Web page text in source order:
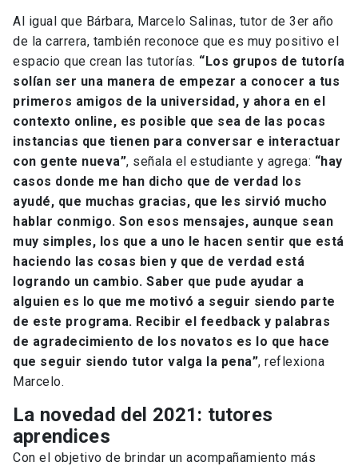
Al igual que Bárbara, Marcelo Salinas, tutor de 3er año
de la carrera, también reconoce que es muy positivo el
espacio que crean las tutorías. “Los grupos de tutoría
solían ser una manera de empezar a conocer a tus
primeros amigos de la universidad, y ahora en el
contexto online, es posible que sea de las pocas
instancias que tienen para conversar e interactuar
con gente nueva”, señala el estudiante y agrega: “hay
casos donde me han dicho que de verdad los
ayudé, que muchas gracias, que les sirvió mucho
hablar conmigo. Son esos mensajes, aunque sean
muy simples, los que a uno le hacen sentir que está
haciendo las cosas bien y que de verdad está
logrando un cambio. Saber que pude ayudar a
alguien es lo que me motivó a seguir siendo parte
de este programa. Recibir el feedback y palabras
de agradecimiento de los novatos es lo que hace
que seguir siendo tutor valga la pena”, reflexiona
Marcelo.
La novedad del 2021: tutores
aprendices
Con el objetivo de brindar un acompañamiento más